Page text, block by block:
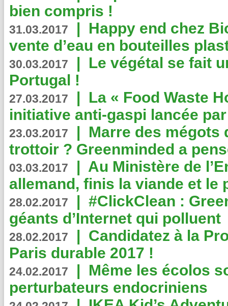
bien compris !
31.03.2017 | Happy end chez
vente d’eau en bouteilles
30.03.2017 | Le végétal se fait
Portugal !
27.03.2017 | La « Food Waste
initiative anti-gaspi lancée
23.03.2017 | Marre des mégots
trottoir ? Greenminded a
03.03.2017 | Au Ministère de
allemand, finis la viande et le
28.02.2017 | #ClickClean :
géants d’Internet qui polluent
28.02.2017 | Candidatez à la
Paris durable 2017 !
24.02.2017 | Même les écolos
perturbateurs endocriniens